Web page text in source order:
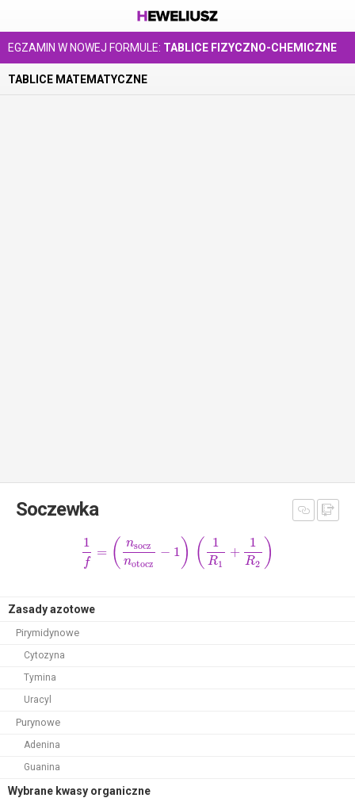
EGZAMIN W NOWEJ FORMULE: TABLICE FIZYCZNO-CHEMICZNE
TABLICE MATEMATYCZNE
Soczewka
1
f
= ( nsocz
notocz
− 1 ) ( 1
R1
+
1
R2 )
Zasady azotowe
Pirymidynowe
Cytozyna
Tymina
Uracyl
Purynowe
Adenina
Guanina
Wybrane kwasy organiczne